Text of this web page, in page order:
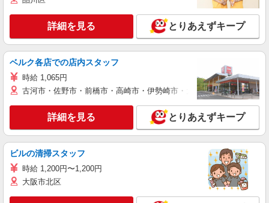
詳細を見る とりあえずキープ
ベルク各店での店内スタッフ
時給 1,065円
古河市・佐野市・前橋市・高崎市・伊勢崎市・太田市・館林市・藤
詳細を見る とりあえずキープ
ビルの清掃スタッフ
時給 1,200円〜1,200円
大阪市北区